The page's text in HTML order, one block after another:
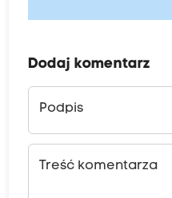
Dodaj komentarz
Podpis
Treść komentarza